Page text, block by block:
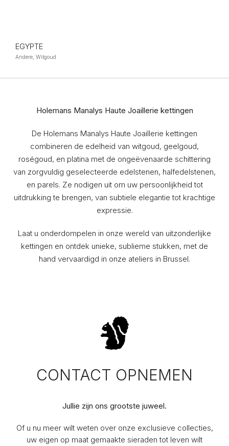
EGYPTE
Andere, Witgoud
Holemans Manalys Haute Joaillerie kettingen
De Holemans Manalys Haute Joaillerie kettingen
combineren de edelheid van witgoud, geelgoud,
roségoud, en platina met de ongeëvenaarde schittering
van zorgvuldig geselecteerde edelstenen, halfedelstenen,
en parels. Ze nodigen uit om uw persoonlijkheid tot
uitdrukking te brengen, van subtiele elegantie tot krachtige
expressie.
Laat u onderdompelen in onze wereld van uitzonderlijke
kettingen en ontdek unieke, sublieme stukken, met de
hand vervaardigd in onze ateliers in Brussel.
CONTACT OPNEMEN
Jullie zijn ons grootste juweel.
Of u nu meer wilt weten over onze exclusieve collecties,
uw eigen op maat gemaakte sieraden tot leven wilt